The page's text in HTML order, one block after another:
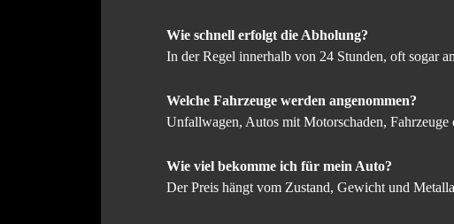
Wie schnell erfolgt die Abholung?
In der Regel innerhalb von 24 Stunden, oft sogar
Welche Fahrzeuge werden angenommen?
Unfallwagen, Autos mit Motorschaden,
Wie viel bekomme ich für mein Auto?
Der Preis hängt vom Zustand, Gewicht und